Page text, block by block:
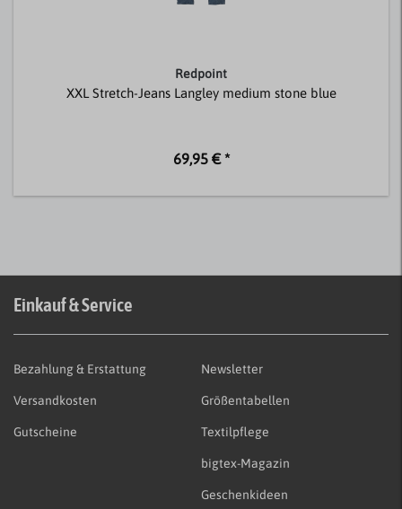
Redpoint
XXL Stretch-Jeans Langley medium stone blue
69,95 € *
Einkauf & Service
Bezahlung & Erstattung
Versandkosten
Gutscheine
Newsletter
Größentabellen
Textilpflege
bigtex-Magazin
Geschenkideen